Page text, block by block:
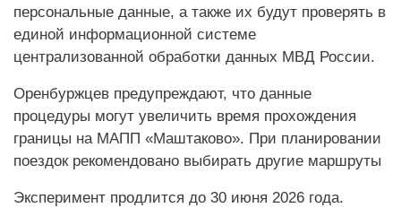
персональные данные, а также их будут проверять в
единой информационной системе
централизованной обработки данных МВД России.
Оренбуржцев предупреждают, что данные
процедуры могут увеличить время прохождения
границы на МАПП «Маштаково». При планировании
поездок рекомендовано выбирать другие маршруты
Эксперимент продлится до 30 июня 2026 года.